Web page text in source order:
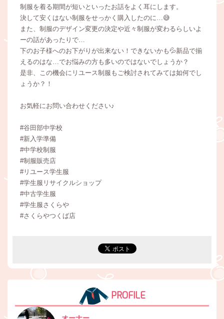
制服を着る期間が短いといったお話をよく耳にします。
決して安くはない制服をせっかく購入したのに…😅
また、制服のデザイン変更の決定や近々制服が変わるらしいよ
ーの話があったりで…
下のお子様へのお下がりが出来ない！できないかも💦新品で揃
えるのはな…でお悩みの方も多いのではないでしょうか？
是非、この機会にリユース制服もご検討されてみては如何でし
ょうか？！
お気軽にお問い合わせください♪
#谷田部中学校
#新入学準備
#中学校制服
#制服販売店
#リユース学生服
#学生服リサイクルショップ
#中古学生服
#学生服さくらや
#さくらやつくば店
PROFILE